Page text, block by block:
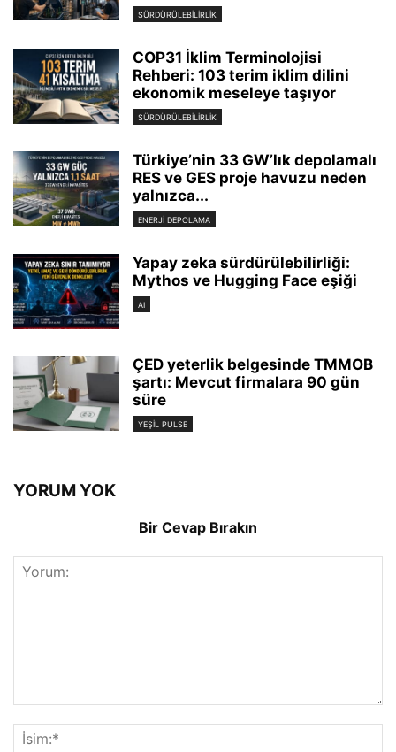
SÜRDÜRÜLEBILIRLIK
COP31 İklim Terminolojisi
Rehberi: 103 terim iklim dilini
ekonomik meseleye taşıyor
SÜRDÜRÜLEBILIRLIK
Türkiye’nin 33 GW’lık depolamalı
RES ve GES proje havuzu neden
yalnızca...
ENERJI DEPOLAMA
Yapay zeka sürdürülebilirliği:
Mythos ve Hugging Face eşiği
AI
ÇED yeterlik belgesinde TMMOB
şartı: Mevcut firmalara 90 gün
süre
YEŞIL PULSE
YORUM YOK
Bir Cevap Bırakın